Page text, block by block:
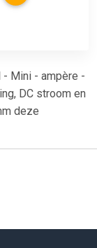
- Mini - ampère -
DC stroom en
deze